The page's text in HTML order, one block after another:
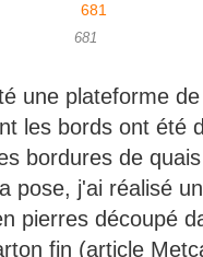
681
une plateforme
les bords ont été
bordures de
pose, j'ai réalisé
pierres découpé
fin (article